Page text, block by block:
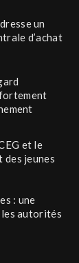
un
d’achat
et le
des jeunes
: une
autorités